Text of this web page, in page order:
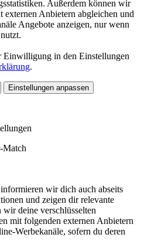
Außerdem können wir
externen Anbietern abgleichen und
Angebote anzeigen, nur wenn
in den Einstellungen
.
Einstellungen anpassen
Match
wir dich auch abseits
und zeigen dir relevante
deine verschlüsselten
mit folgenden externen Anbietern
Werbekanäle, sofern du deren